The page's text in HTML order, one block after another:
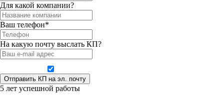
Для какой компании?
Ваш телефон*
На какую почту выслать КП?
5 лет успешной работы